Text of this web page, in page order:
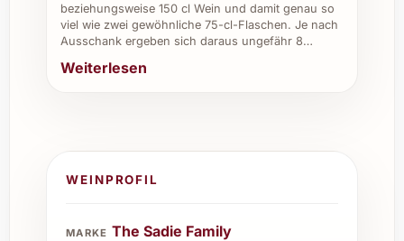
beziehungsweise 150 cl Wein und damit genau so
viel wie zwei gewöhnliche 75-cl-Flaschen. Je nach
Ausschank ergeben sich daraus ungefähr 8…
Weiterlesen
WEINPROFIL
MARKE The Sadie Family